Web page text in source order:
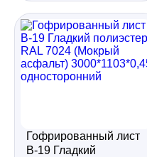
Дача и сад
Гофрированный лист
В-19 Гладкий